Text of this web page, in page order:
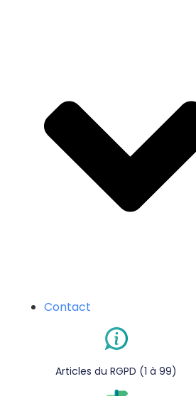
Contact
Articles du RGPD (1 à 99)